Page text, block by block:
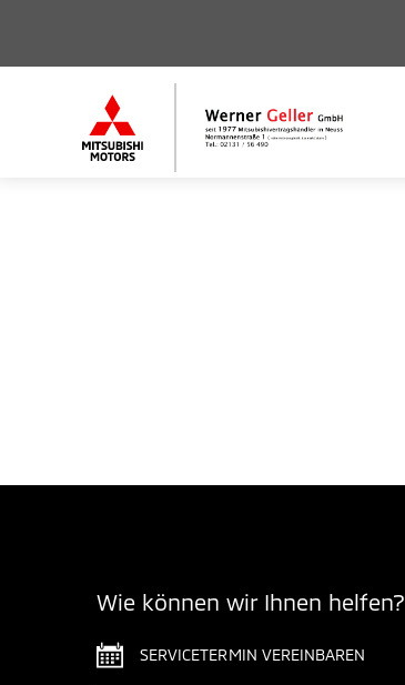
Wie können wir Ihnen helfen?
SERVICETERMIN VEREINBAREN